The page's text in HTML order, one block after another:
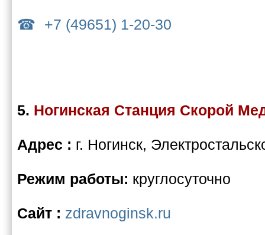
+7 (49651) 1-20-30
5. Ногинская Станция Скорой
Адрес : г. Ногинск,
Режим работы: круглосуточно
Сайт : zdravnoginsk.ru